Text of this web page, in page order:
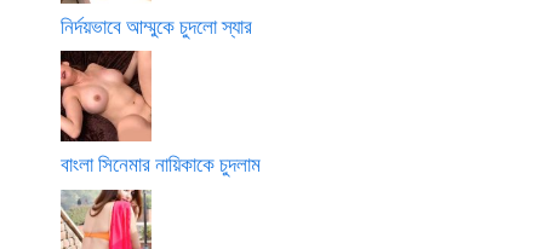
নির্দয়ভাবে আম্মুকে চুদলো স্যার
বাংলা সিনেমার নায়িকাকে চুদলাম